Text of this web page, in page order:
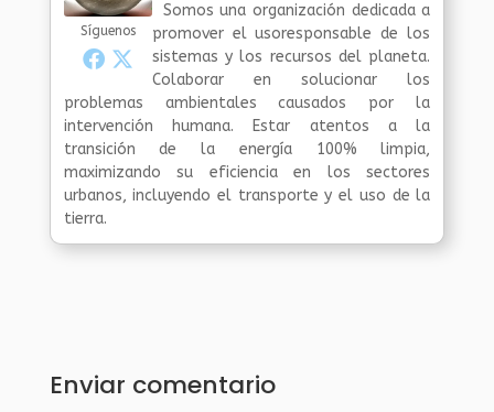
Síguenos
Somos una organización dedicada a
promover el usoresponsable de los
sistemas y los recursos del planeta.
Colaborar en solucionar los
problemas ambientales causados por la
intervención humana. Estar atentos a la
transición de la energía 100% limpia,
maximizando su eficiencia en los sectores
urbanos, incluyendo el transporte y el uso de la
tierra.
Enviar comentario